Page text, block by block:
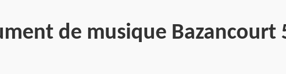
de musique Bazancourt